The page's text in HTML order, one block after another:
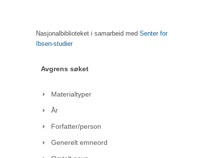
Nasjonalbiblioteket i samarbeid med Senter for
Ibsen-studier
Avgrens søket
Materialtyper
År
Forfatter/person
Generelt emneord